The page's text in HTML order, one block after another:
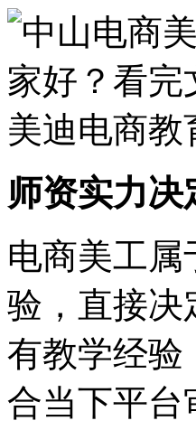
师资实力
电商美工
验，直接决
有教学经验
合当下平台